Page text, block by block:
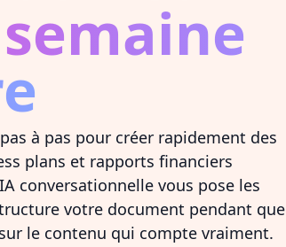
à pas pour créer rapidement des
plans et rapports financiers
conversationnelle vous pose les
votre document pendant que
le contenu qui compte vraiment.